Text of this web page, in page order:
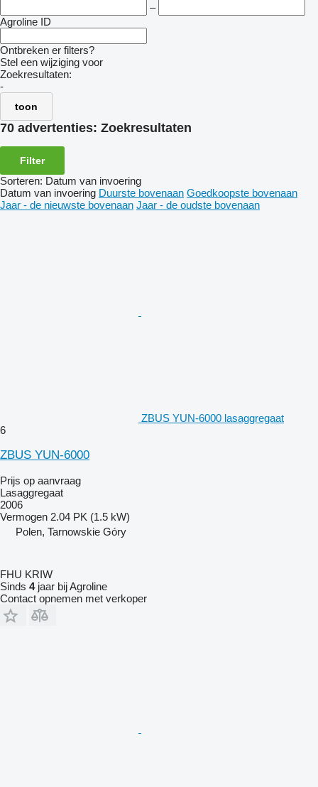
–
Agroline ID
Ontbreken er filters?
Stel een wijziging voor
Zoekresultaten:
-
toon
70 advertenties: Zoekresultaten
Filter
Sorteren: Datum van invoering
Datum van invoering Duurste bovenaan Goedkoopste bovenaan
Jaar - de nieuwste bovenaan Jaar - de oudste bovenaan
ZBUS YUN-6000 lasaggregaat
6
ZBUS YUN-6000
Prijs op aanvraag
Lasaggregaat
2006
Vermogen 2.04 PK (1.5 kW)
Polen, Tarnowskie Góry
FHU KRIW
Sinds 4jaar bij Agroline
Contact opnemen met verkoper